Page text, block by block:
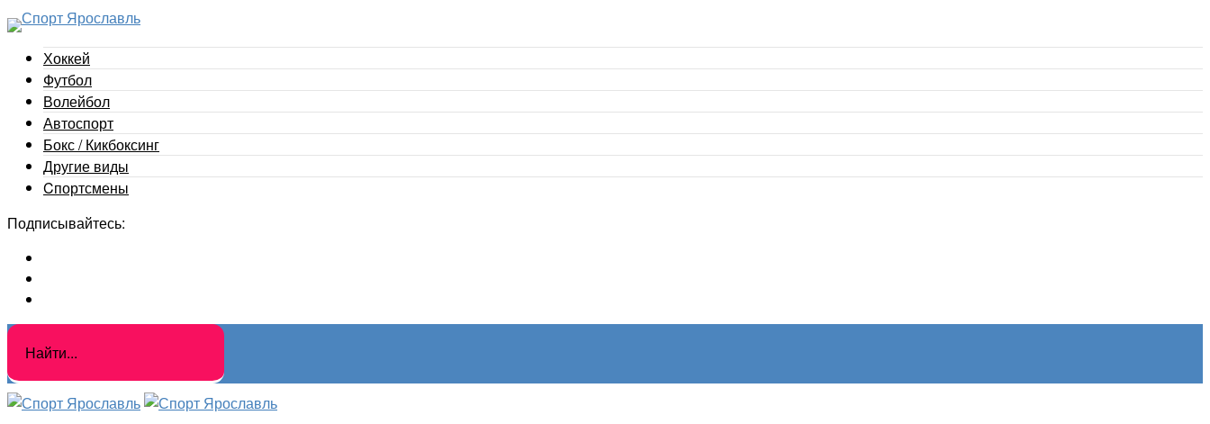
Хоккей
Футбол
Волейбол
Автоспорт
Бокс / Кикбоксинг
Другие виды
Cпортсмены
Подписывайтесь: